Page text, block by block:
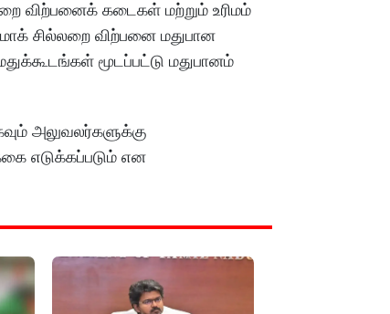
விற்பனைக் கடைகள் மற்றும் உரிமம்
சில்லறை விற்பனை மதுபான
மூடப்பட்டு மதுபானம்
அலுவலர்களுக்கு
எடுக்கப்படும் என